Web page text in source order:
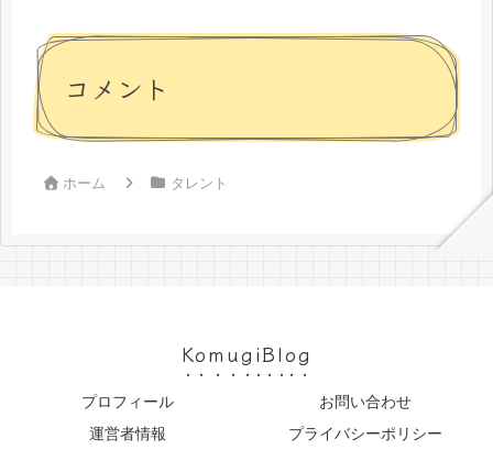
コメント
ホーム タレント
KomugiBlog
プロフィール
お問い合わせ
運営者情報
プライバシーポリシー